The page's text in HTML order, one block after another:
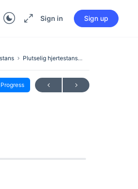
Sign in Sign up
Plutselig hjertestans: Tilfelle 7